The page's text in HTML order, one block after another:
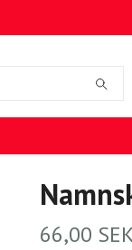
66,00